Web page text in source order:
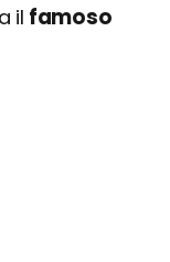
il famoso